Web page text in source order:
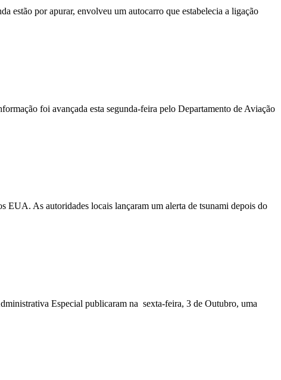
estão por apurar, envolveu um autocarro que estabelecia a ligação
foi avançada esta segunda-feira pelo Departamento de Aviação
EUA. As autoridades locais lançaram um alerta de tsunami depois do
Especial publicaram na sexta-feira, 3 de Outubro, uma